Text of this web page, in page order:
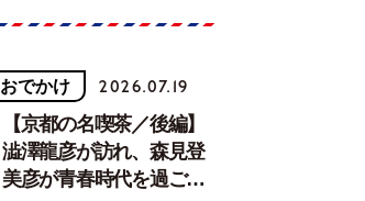
おでかけ 2026.07.19
【京都の名喫茶／後編】
澁澤龍彦が訪れ、森見登
美彦が青春時代を過ごし